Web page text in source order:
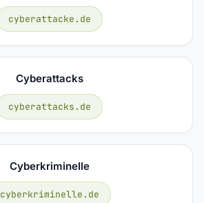
cyberattacke.de
Cyberattacks
cyberattacks.de
Cyberkriminelle
cyberkriminelle.de